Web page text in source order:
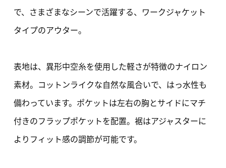
で、さまざまなシーンで活躍する、ワークジャケット
タイプのアウター。
表地は、異形中空糸を使用した軽さが特徴のナイロン
素材。コットンライクな自然な風合いで、はっ水性も
備わっています。ポケットは左右の胸とサイドにマチ
付きのフラップポケットを配置。裾はアジャスターに
よりフィット感の調節が可能です。